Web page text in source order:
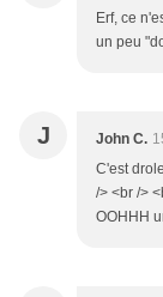
Erf, ce
un peu
J John C.
C'est
/> <br />
OOHHH